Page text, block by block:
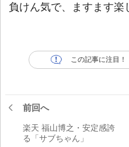
負けん気で、ますます楽
この記事に注目！
前回へ
楽天 福山博之・安定感誇
る「サブちゃん」